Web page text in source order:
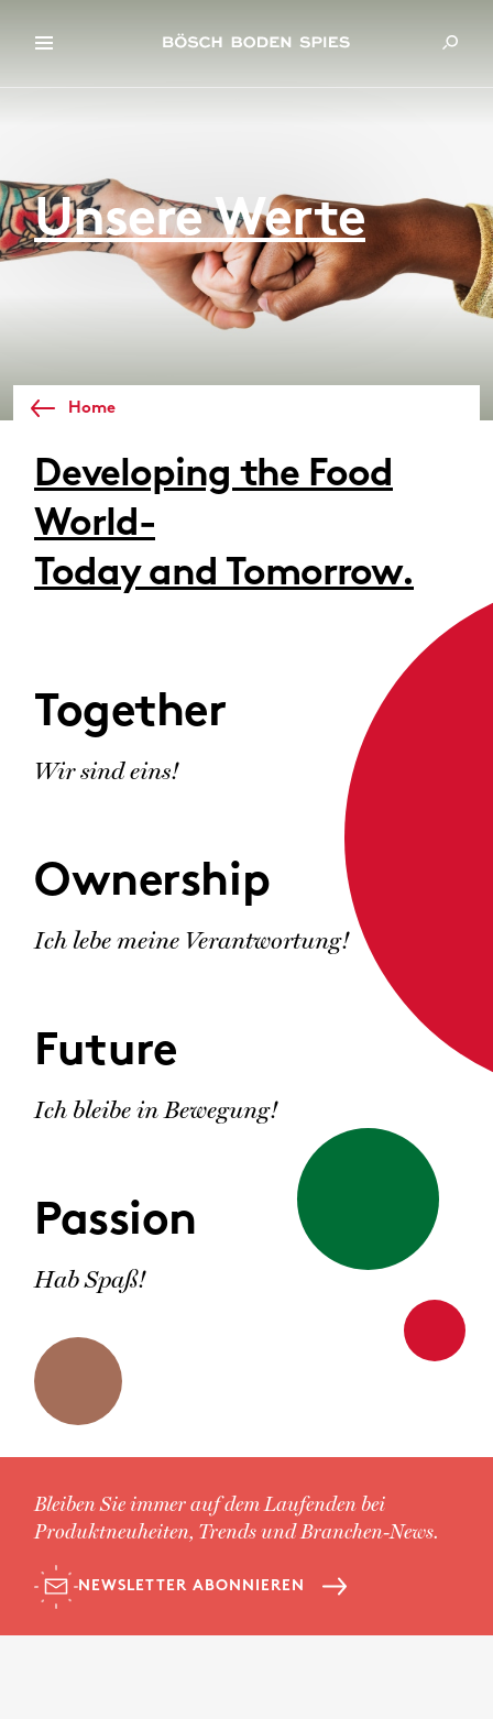
Unsere Werte
Home
Developing the Food
World-
Today and Tomorrow.
Together
Wir sind eins!
Ownership
Ich lebe meine Verantwortung!
Future
Ich bleibe in Bewegung!
Passion
Hab Spaß!
Bleiben Sie immer auf dem Laufenden bei
Produktneuheiten, Trends und Branchen-News.
NEWSLETTER ABONNIEREN